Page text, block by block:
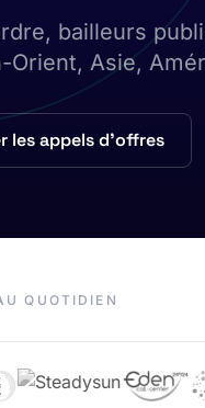
bailleurs
Asie,
les appels d'offres
QUOTIDIEN